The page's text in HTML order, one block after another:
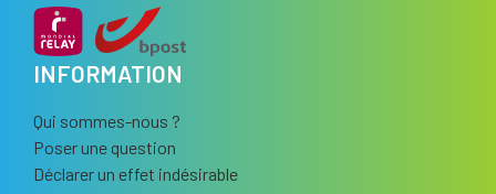
INFORMATION
Qui sommes-nous ?
Poser une question
Déclarer un effet indésirable